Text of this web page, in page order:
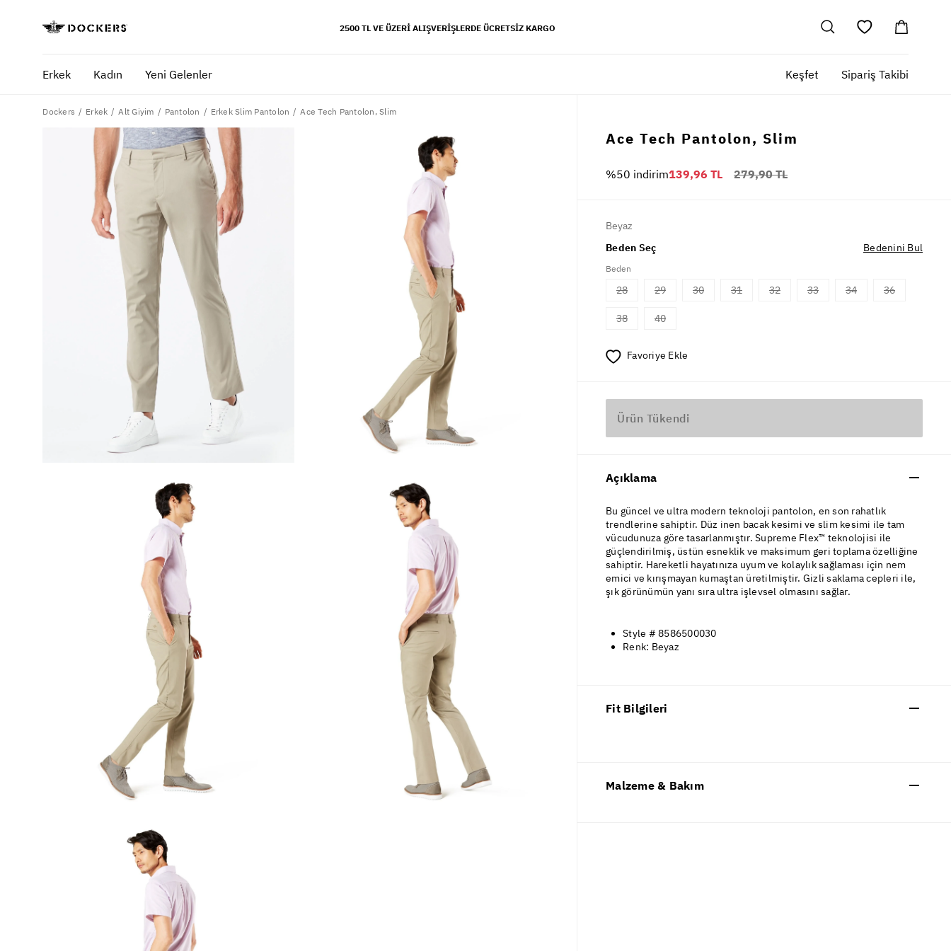
2500 TL VE ÜZERI ALIŞVERIŞLERDE ÜCRETSIZ KARGO
Erkek Kadın Yeni Gelenler Keşfet Sipariş Takibi
POPÜLER ARAMALAR
pantolon
gömlek
şort
ultimate chino pantolon
ona özel - erkek
ona özel - kadın
Dockers Erkek Alt Giyim Pantolon Erkek Slim Pantolon Ace Tech Pantolon, Slim
Ace Tech Pantolon, Slim
279,90 TL
%50 indirim139,96 TL
Beyaz
Beden Seç
Bedenini Bul
Beden
28 29 30 31 32 33 34 36
38 40
Favoriye Ekle
Ürün Tükendi
Açıklama
Bu güncel ve ultra modern teknoloji pantolon, en son rahatlık
trendlerine sahiptir. Düz inen bacak kesimi ve slim kesimi ile tam
vücudunuza göre tasarlanmıştır. Supreme Flex™ teknolojisi ile
güçlendirilmiş, üstün esneklik ve maksimum geri toplama özelliğine
sahiptir. Hareketli hayatınıza uyum ve kolaylık sağlaması için nem
emici ve kırışmayan kumaştan üretilmiştir. Gizli saklama cepleri ile,
şık görünümün yanı sıra ultra işlevsel olmasını sağlar.
Style # 8586500030
Renk: Beyaz
Fit Bilgileri
Malzeme & Bakım